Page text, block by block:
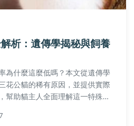
析：遺傳學揭秘與飼養
為什麼這麼低嗎？本文從遺傳學
花公貓的稀有原因，並提供實際
幫助貓主人全面理解這一特殊現